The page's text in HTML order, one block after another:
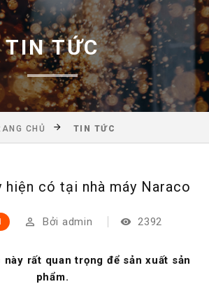
TIN TỨC
CHỦ TIN TỨC
hiện có tại nhà máy Naraco
Bởi admin 2392
này rất quan trọng để sản xuất sản
phẩm.